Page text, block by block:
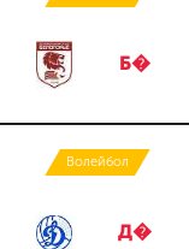
Б�
Волейбол
Д�